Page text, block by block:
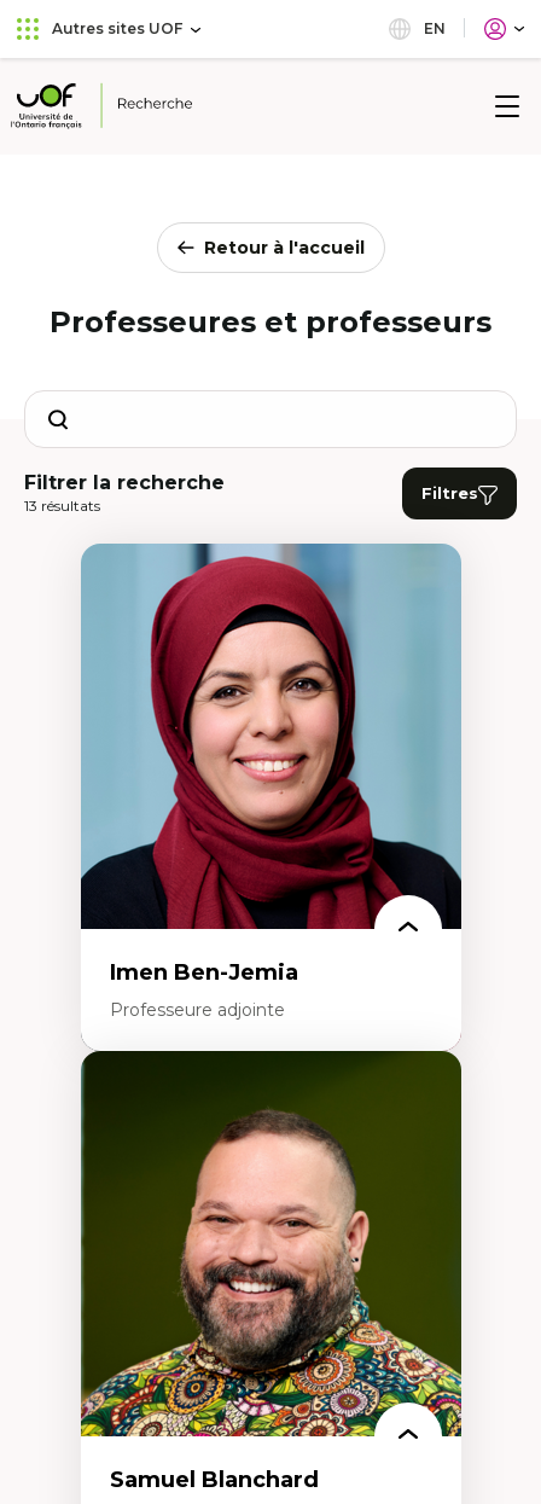
Aller
au
principal
Passer
au
Autres sites UOF EN
Université
Retour à l'accueil
Professeures et professeurs
Search
Filtrer la recherche
13 résultats
Filtres
Imen Ben-Jemia
Professeure adjointe
Discours sur la ville et représentations
Mosquées, formes et usages au Canada
Reconnaissance et représentations des
communautés immigrantes dans l'espace
Design architectural et urbain
Patrimoine et patrimonialisation
Études postcoloniales et décolonisation des
savoirs
Samuel Blanchard